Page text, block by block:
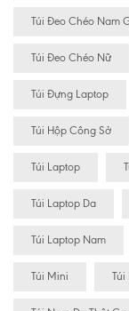
Túi Đeo Chéo Nam
Túi Đeo Chéo Nữ
Túi Đựng Laptop
Túi Hộp Công Sở
Túi Laptop
Túi Laptop Da
Túi Laptop Nam
Túi Mini Túi